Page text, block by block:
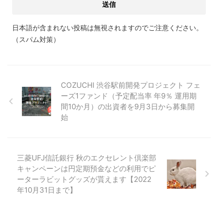
日本語が含まれない投稿は無視されますのでご注意ください。
（スパム対策）
COZUCHI 渋谷駅前開発プロジェクト フェ
ーズ1ファンド（予定配当率 年9％ 運用期
間10か月）の出資者を9月3日から募集開
始
三菱UFJ信託銀行 秋のエクセレント倶楽部
キャンペーンは円定期預金などの利用でピ
ーターラビットグッズが貰えます【2022
年10月31日まで】